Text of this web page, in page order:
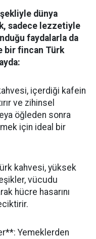
şekliyle dünya
sadece lezzetiyle
faydalarla da
bir fincan Türk
içerdiği kafein
ve zihinsel
öğleden sonra
için ideal bir
kahvesi, yüksek
vücudu
hücre hasarını
Yemeklerden